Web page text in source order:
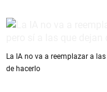
La IA no va a reemplazar a
de hacerlo